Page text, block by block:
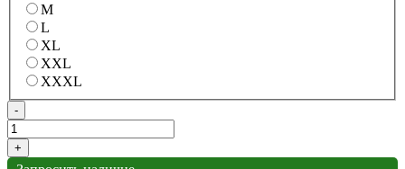
M
L
XL
XXL
XXXL
-
+